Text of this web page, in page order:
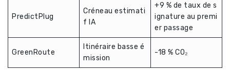
PredictPlug
Créneau estimati
f IA
+9 % de taux de s
ignature au premi
er passage
GreenRoute
Itinéraire basse é
mission
-18 % CO₂